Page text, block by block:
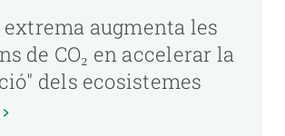
augmenta les
de CO₂ en accelerar la
dels ecosistemes